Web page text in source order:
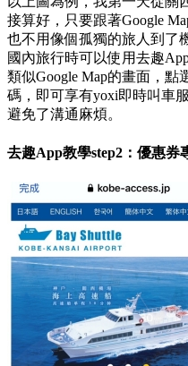
接算好，只要跟著Google
也不用像個孤獨的旅人到了
國內旅行時可以使用去趣
類似Google Map的畫面，
碼，即可享有yoxi即時叫車
避免了溝通麻煩。
去趣App教學step2 ：優惠券